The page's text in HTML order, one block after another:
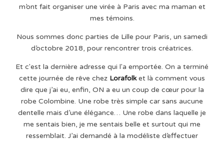
m’ont fait organiser une virée à Paris avec ma maman et
mes témoins.
Nous sommes donc parties de Lille pour Paris, un samedi
d’octobre 2018, pour rencontrer trois créatrices.
Et c'est la dernière adresse qui l'a emportée. On a terminé
cette journée de rêve chez Lorafolket là comment vous
dire que j’ai eu, enfin, ON a eu un coup de cœur pour la
robe Colombine. Une robe très simple car sans aucune
dentelle mais d’une élégance… Une robe dans laquelle je
me sentais bien, je me sentais belle et surtout qui me
ressemblait. J’ai demandé à la modéliste d’effectuer